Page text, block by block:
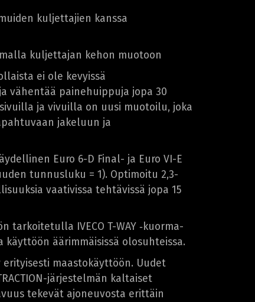
kuljettajien kanssa
kuljettajan kehon muotoon
ei ole kevyissä
vähentää painehuippuja jopa 30
ja vivuilla on uusi muotoilu, joka
jakeluun ja
Euro 6-D Final- ja Euro VI-E
tunnusluku = 1). Optimoitu 2,3-
vaativissa tehtävissä jopa 15
tarkoitetulla IVECO T-WAY ‑kuorma-
äärimmäisissä olosuhteissa.
erityisesti maastokäyttöön. Uudet
järjestelmän kaltaiset
tekevät ajoneuvosta erittäin